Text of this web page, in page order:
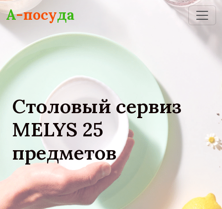
Skip to main content
А-посуда
Столовый сервиз
MELYS 25
предметов